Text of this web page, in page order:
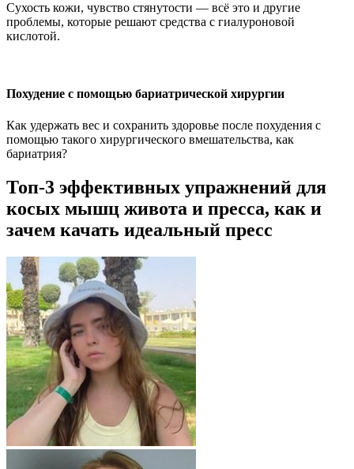
Сухость кожи, чувство стянутости — всё это и другие
проблемы, которые решают средства с гиалуроновой
кислотой.
Похудение с помощью бариатрической хирургии
Как удержать вес и сохранить здоровье после похудения с
помощью такого хирургического вмешательства, как
бариатрия?
Топ-3 эффективных упражнений для
косых мышц живота и пресса, как и
зачем качать идеальный пресс